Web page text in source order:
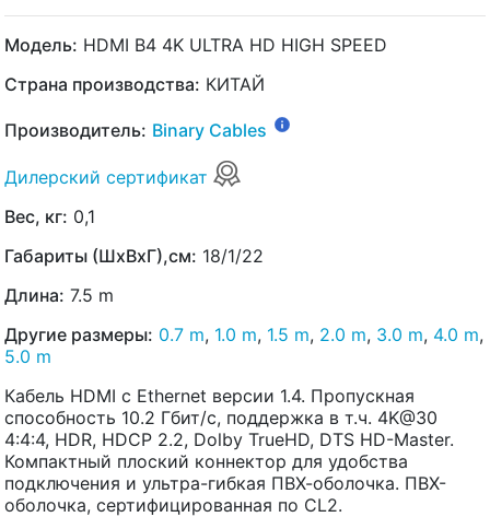
Модель: HDMI B4 4K ULTRA HD HIGH SPEED
Страна производства: КИТАЙ
Производитель: Binary Cables
Дилерский сертификат
Вес, кг: 0,1
Габариты (ШхВхГ),см: 18/1/22
Длина: 7.5 m
Другие размеры: 0.7 m, 1.0 m, 1.5 m, 2.0 m, 3.0 m, 4.0 m,
5.0 m
Кабель HDMI с Ethernet версии 1.4. Пропускная
способность 10.2 Гбит/с, поддержка в т.ч. 4K@30
4:4:4, HDR, HDCP 2.2, Dolby TrueHD, DTS HD-Master.
Компактный плоский коннектор для удобства
подключения и ультра-гибкая ПВХ-оболочка. ПВХ-
оболочка, сертифицированная по CL2.